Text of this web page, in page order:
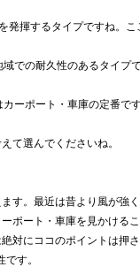
揮するタイプですね。こ
の耐久性のあるタイプ
ポート・車庫の定番で
て選んでくださいね。
す。最近は昔より風が強
ポート・車庫を見かける
対にココのポイントは押
す。